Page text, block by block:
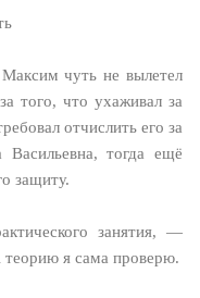
чуть не вылетел
того, что ухаживал за
отчислить его за
тогда ещё
защиту.
занятия, —
теорию я сама проверю.